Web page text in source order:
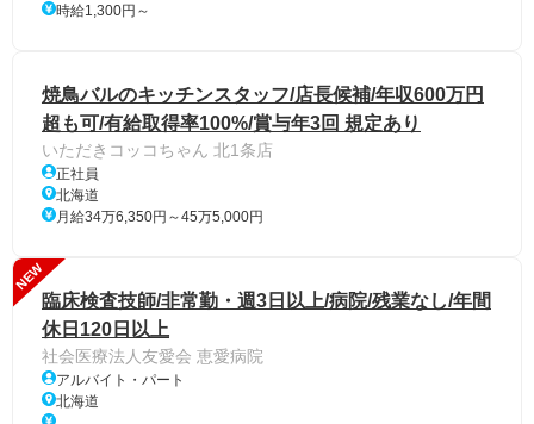
時給1,300円～
焼鳥バルのキッチンスタッフ/店長候補/年収600万円
超も可/有給取得率100%/賞与年3回 規定あり
いただきコッコちゃん 北1条店
正社員
北海道
月給34万6,350円～45万5,000円
NEW
臨床検査技師/非常勤・週3日以上/病院/残業なし/年間
休日120日以上
社会医療法人友愛会 恵愛病院
アルバイト・パート
北海道